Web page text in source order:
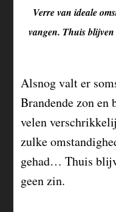
Verre van ideale
vangen. Thuis blijven
Alsnog valt er
Brandende zon
velen
zulke
gehad… Thuis
geen zin.